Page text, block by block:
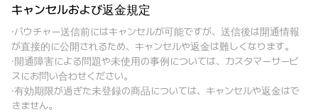
キャンセルおよび返金規定
·バウチャー送信前にはキャンセルが可能ですが、送信後は開通情報
が直接的に公開されるため、キャンセルや返金は難しくなります。
·開通障害による問題や未使用の事例については、カスタマーサービ
スにお問い合わせください。
·有効期限が過ぎた未登録の商品については、キャンセルや返金はで
きません。